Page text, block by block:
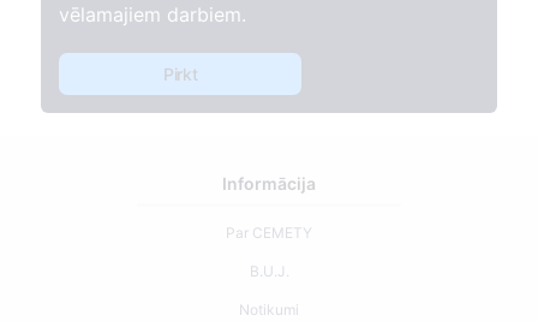
vēlamajiem darbiem.
Pirkt
Informācija
Par CEMETY
B.U.J.
Notikumi